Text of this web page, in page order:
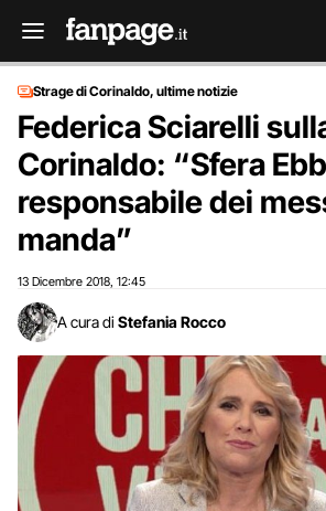
Strage di Corinaldo, ultime notizie
Federica Sciarelli
Corinaldo: “Sfera
responsabile dei
manda”
13 Dicembre 2018 12:45
A cura di Stefania Rocco